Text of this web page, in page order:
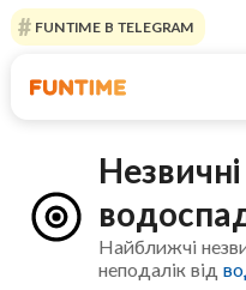
FUNTIME В TELEGRAM
Найближчі
неподалік від